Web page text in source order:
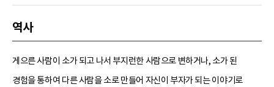
역사
게으른 사람이 소가 되고 나서 부지런한 사람으로 변하거나, 소가 된
경험을 통하여 다른 사람을 소로 만들어 자신이 부자가 되는 이야기로